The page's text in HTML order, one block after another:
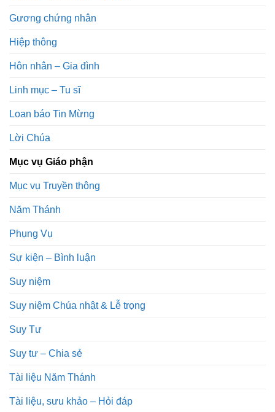
Gương chứng nhân
Hiệp thông
Hôn nhân – Gia đình
Linh mục – Tu sĩ
Loan báo Tin Mừng
Lời Chúa
Mục vụ Giáo phận
Mục vụ Truyền thông
Năm Thánh
Phụng Vụ
Sự kiện – Bình luận
Suy niệm
Suy niệm Chúa nhật & Lễ trọng
Suy Tư
Suy tư – Chia sẻ
Tài liệu Năm Thánh
Tài liệu, sưu khảo – Hỏi đáp